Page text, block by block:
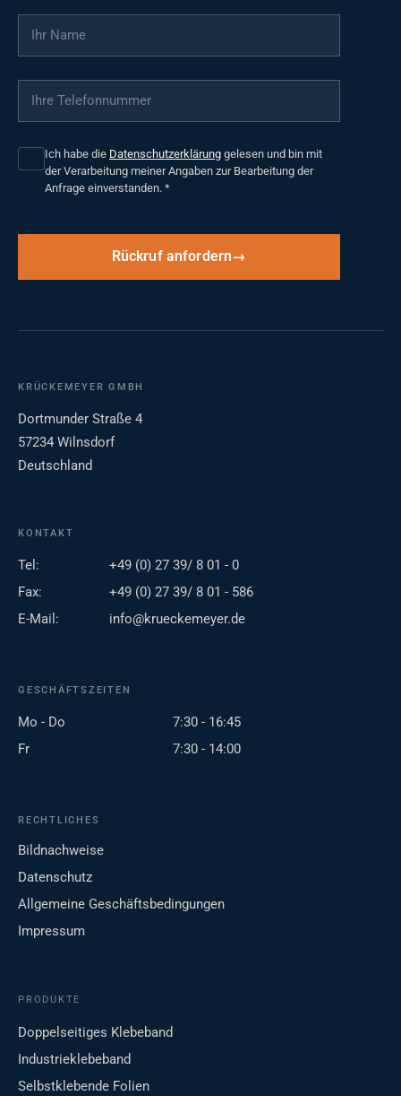
Ihr Name
Ihre Telefonnummer
Ich habe die Datenschutzerklärung gelesen und bin mit
der Verarbeitung meiner Angaben zur Bearbeitung der
Anfrage einverstanden. *
Rückruf anfordern
KRÜCKEMEYER GMBH
Dortmunder Straße 4
57234 Wilnsdorf
Deutschland
KONTAKT
Tel:
+49 (0) 27 39/ 8 01 - 0
Fax:
+49 (0) 27 39/ 8 01 - 586
E-Mail:
info@krueckemeyer.de
GESCHÄFTSZEITEN
Mo - Do
7:30 - 16:45
Fr
7:30 - 14:00
RECHTLICHES
Bildnachweise
Datenschutz
Allgemeine Geschäftsbedingungen
Impressum
PRODUKTE
Doppelseitiges Klebeband
Industrieklebeband
Selbstklebende Folien